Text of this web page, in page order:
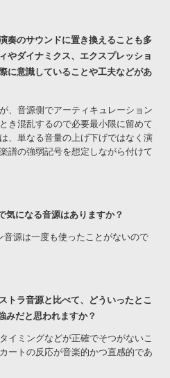
奏のサウンドに置き換えることも多
やダイナミクス、エクスプレッショ
に意識していることや工夫などがあ
、音源側でアーティキュレーション
き混乱するので必要最小限に留めて
、単なる音量の上げ下げではなく演
譜の強弱記号を想定しながら付けて
になる音源はありますか？
源は一度も使ったことがないので
トラ音源と比べて、どういったとこ
だと思われますか？
イミングなどが正確でそつがないこ
ートの反応が音楽的かつ直感的であ